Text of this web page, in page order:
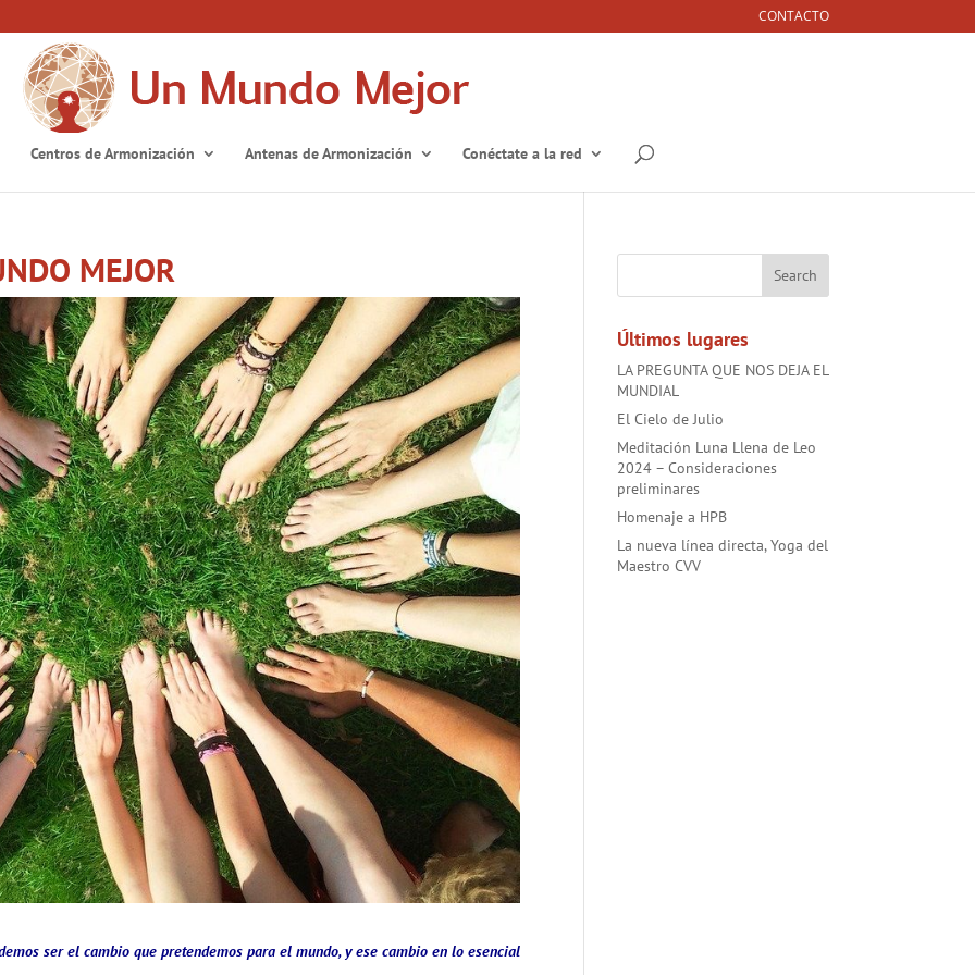
CONTACTO
Centros de Armonización Antenas de Armonización Conéctate a la red
MEJOR
ser el cambio que pretendemos para el mundo, y ese cambio en lo esencial
Últimos lugares
LA PREGUNTA QUE NOS DEJA EL
MUNDIAL
El Cielo de Julio
Meditación Luna Llena de Leo
2024 – Consideraciones
preliminares
Homenaje a HPB
La nueva línea directa, Yoga del
Maestro CVV